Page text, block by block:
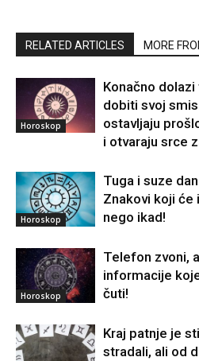
RELATED ARTICLES MORE
Horoskop
Konačno
dobiti svoj
ostavljaju
i otvaraju srce
Horoskop
Tuga i suze
Znakovi koji će
nego ikad!
Horoskop
Telefon zvoni,
informacije
čuti!
Kraj patnje je
stradali, ali od